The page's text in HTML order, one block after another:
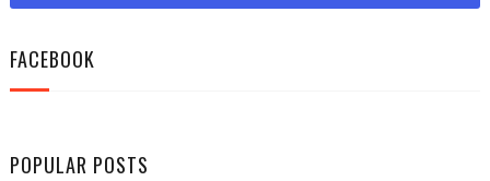
FACEBOOK
POPULAR POSTS